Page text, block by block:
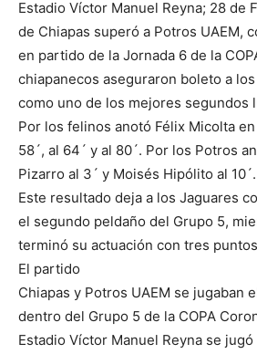
Estadio Víctor Manuel Reyna; 28 de
de Chiapas superó a Potros UAEM,
en partido de la Jornada 6 de la
chiapanecos aseguraron boleto a
como uno de los mejores segundos
Por los felinos anotó Félix Micolta
58´, al 64´ y al 80´. Por los Potros
Pizarro al 3´ y Moisés Hipólito al 10´.
Este resultado deja a los Jaguares
el segundo peldaño del Grupo 5,
terminó su actuación con tres
El partido
Chiapas y Potros UAEM se jugaban
dentro del Grupo 5 de la COPA
Estadio Víctor Manuel Reyna se